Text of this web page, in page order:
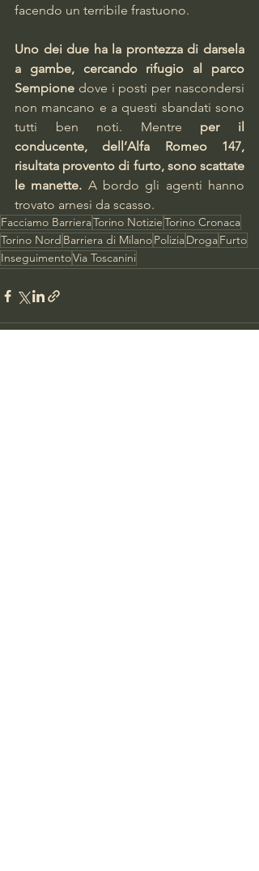
facendo un terribile frastuono.
Uno dei due ha la prontezza di darsela
a gambe, cercando rifugio al parco
Sempione dove i posti per nascondersi
non mancano e a questi sbandati sono
tutti ben noti. Mentre per il
conducente, dell’Alfa Romeo 147,
risultata provento di furto, sono scattate
le manette. A bordo gli agenti hanno
trovato arnesi da scasso.
Facciamo BarrieraTorino NotizieTorino Cronaca
Torino Nord Barriera di MilanoPoliziaDrogaFurto
InseguimentoVia Toscanini